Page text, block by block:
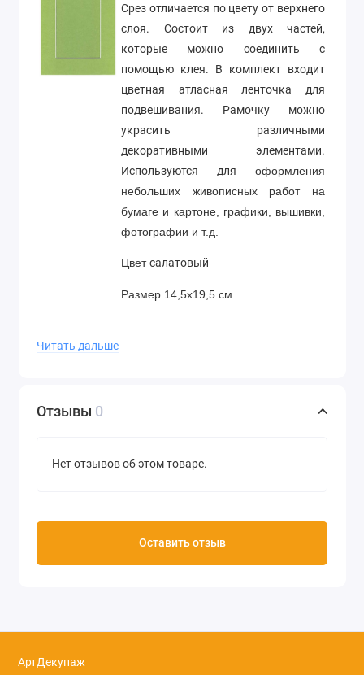
Срез отличается по цвету от верхнего
слоя. Состоит из двух частей,
которые можно соединить с
помощью клея. В комплект входит
цветная атласная ленточка для
подвешивания. Рамочку можно
украсить различными
декоративными элементами.
Используются для оформления
небольших живописных работ на
бумаге и картоне, графики, вышивки,
фотографии и т.д.
Цвет салатовый
Размер 14,5х19,5 см
Читать дальше
Отзывы 0
Нет отзывов об этом товаре.
Оставить отзыв
АртДекупаж